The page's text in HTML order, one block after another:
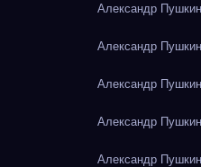
Александр
Александр
Александр
Александр
Александр